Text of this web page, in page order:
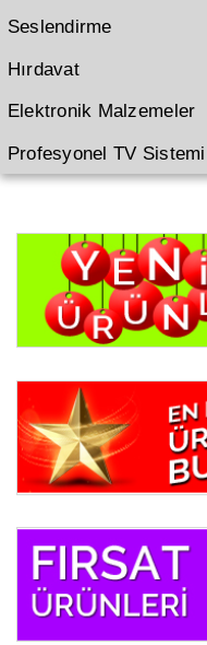
Seslendirme
Hırdavat
Elektronik Malzemeler
Profesyonel TV